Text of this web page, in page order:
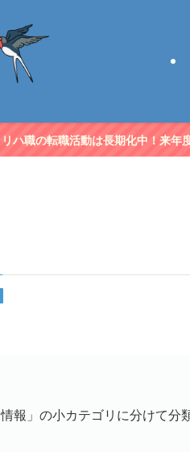
リハ職の転職活動は長期化中！来年
報」の小カテゴリに分けて分